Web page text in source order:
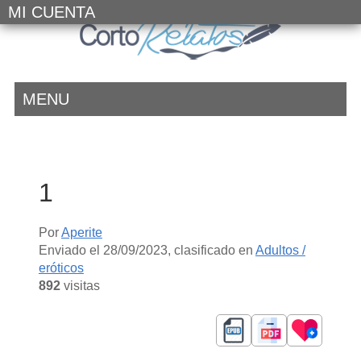
MI CUENTA
MENU
1
PorAperite
Enviado el 28/09/2023, clasificado en Adultos /
eróticos
892visitas